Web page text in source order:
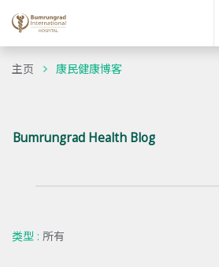
主页 康民健康博客
Bumrungrad Health Blog
类型 : 所有